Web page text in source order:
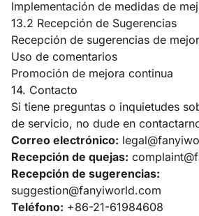
Implementación de medidas de
13.2 Recepción de Sugerencias
Recepción de sugerencias de
Uso de comentarios
Promoción de mejora continua
14. Contacto
Si tiene preguntas o inquietudes
de servicio, no dude en
Correo electrónico:
Recepción de quejas:
Recepción de sugerencias:
suggestion@fanyiworld.com
Teléfono: +86-21-61984608